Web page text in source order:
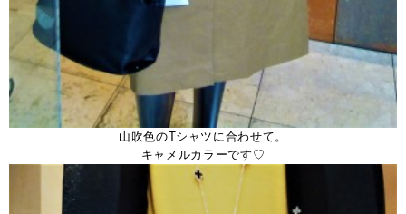
山吹色のTシャツに合わせて。
キャメルカラーです♡